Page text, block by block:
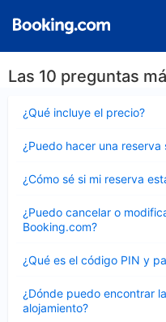
Las 10 preguntas
¿Qué incluye el precio?
cerrado
¿Puedo hacer una
cerrado
¿Cómo sé si mi reserva
cerrado
¿Puedo cancelar o
Booking.com?
cerrado
¿Qué es el código PIN y
cerrado
¿Dónde puedo encontrar
alojamiento?
cerrado